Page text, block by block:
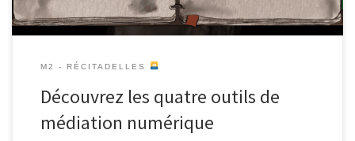
M2 - RÉCITADELLES
Découvrez les quatre outils de
médiation numérique